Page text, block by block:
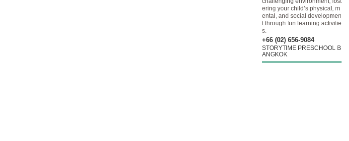
ering your child’s physical, m
ental, and social developmen
t through fun learning activitie
s.
+66 (02) 656-9084
STORYTIME PRESCHOOL B
ANGKOK